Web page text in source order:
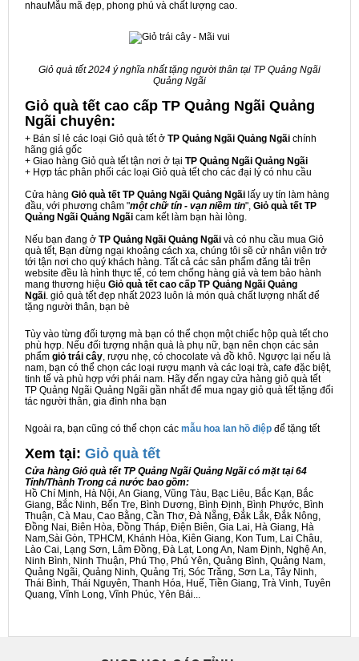
nhauMẫu mã đẹp, phong phú và chất lượng cao.
Giỏ quà tết 2024 ý nghĩa nhất tặng người thân tại TP Quảng Ngãi
Quảng Ngãi
Giỏ quà tết cao cấp TP Quảng Ngãi Quảng
Ngãi chuyên:
+ Bán sỉ lẻ các loại Giỏ quà tết ở TP Quảng Ngãi Quảng Ngãi chính
hãng giá gốc
+ Giao hàng Giỏ quà tết tận nơi ở tại TP Quảng Ngãi Quảng Ngãi
+ Hợp tác phân phối các loại Giỏ quà tết cho các đại lý có nhu cầu
Cửa hàng Giỏ quà tết TP Quảng Ngãi Quảng Ngãi lấy uy tín làm hàng
đầu, với phương châm "một chữ tín - vạn niềm tin", Giỏ quà tết TP
Quảng Ngãi Quảng Ngãi cam kết làm bạn hài lòng.
Nếu bạn đang ở TP Quảng Ngãi Quảng Ngãi và có nhu cầu mua Giỏ
quà tết, Bạn đừng ngại khoảng cách xa, chúng tôi sẽ cử nhân viên trở
tới tận nơi cho quý khách hàng. Tất cả các sản phẩm đăng tải trên
website đều là hình thực tế, có tem chống hàng giả và tem bảo hành
mang thương hiệu Giỏ quà tết cao cấp TP Quảng Ngãi Quảng
Ngãi. giỏ quà tết đẹp nhất 2023 luôn là món quà chất lượng nhất để
tặng người thân, bạn bè
Tùy vào từng đối tượng mà bạn có thể chọn một chiếc hộp quà tết cho
phù hợp. Nếu đối tượng nhận quà là phụ nữ, bạn nên chọn các sản
phẩm giỏ trái cây, rượu nhẹ, có chocolate và đồ khô. Ngược lại nếu là
nam, bạn có thể chọn các loại rượu mạnh và các loại trà, cafe đặc biệt,
tinh tế và phù hợp với phái nam. Hãy đến ngay cửa hàng giỏ quà tết
TP Quảng Ngãi Quảng Ngãi gần nhất để mua ngay giỏ quà tết tặng đối
tác người thân, gia đình nha bạn
Ngoài ra, bạn cũng có thể chọn các mẫu hoa lan hồ điệp để tặng tết
Xem tại: Giỏ quà tết
Cửa hàng Giỏ quà tết TP Quảng Ngãi Quảng Ngãi có mặt tại 64
Tỉnh/Thành Trong cả nước bao gồm:
Hồ Chí Minh, Hà Nội, An Giang, Vũng Tàu, Bạc Liêu, Bắc Kạn, Bắc
Giang, Bắc Ninh, Bến Tre, Bình Dương, Bình Định, Bình Phước, Bình
Thuận, Cà Mau, Cao Bằng, Cần Thơ, Đà Nẵng, Đắk Lắk, Đắk Nông,
Đồng Nai, Biên Hòa, Đồng Tháp, Điện Biên, Gia Lai, Hà Giang, Hà
Nam,Sài Gòn, TPHCM, Khánh Hòa, Kiên Giang, Kon Tum, Lai Châu,
Lào Cai, Lạng Sơn, Lâm Đồng, Đà Lạt, Long An, Nam Định, Nghệ An,
Ninh Bình, Ninh Thuận, Phú Thọ, Phú Yên, Quảng Bình, Quảng Nam,
Quảng Ngãi, Quảng Ninh, Quảng Trị, Sóc Trăng, Sơn La, Tây Ninh,
Thái Bình, Thái Nguyên, Thanh Hóa, Huế, Tiền Giang, Trà Vinh, Tuyên
Quang, Vĩnh Long, Vĩnh Phúc, Yên Bái...